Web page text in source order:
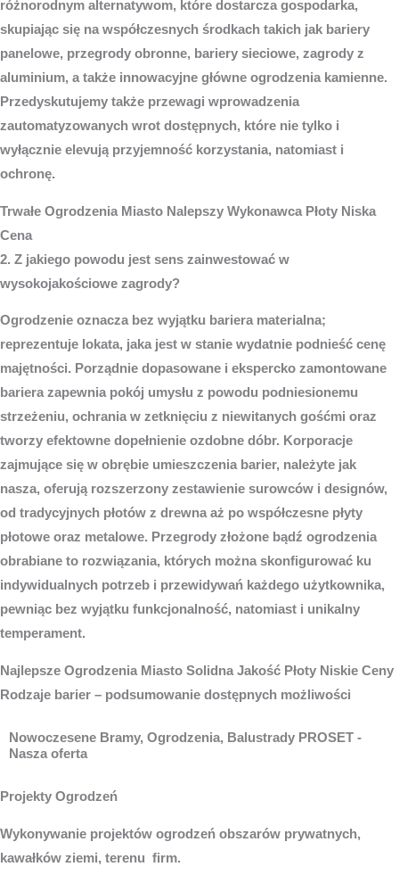
różnorodnym alternatywom, które dostarcza gospodarka,
skupiając się na współczesnych środkach takich jak bariery
panelowe, przegrody obronne, bariery sieciowe, zagrody z
aluminium, a także innowacyjne główne ogrodzenia kamienne.
Przedyskutujemy także przewagi wprowadzenia
zautomatyzowanych wrot dostępnych, które nie tylko i
wyłącznie elevują przyjemność korzystania, natomiast i
ochronę.
Trwałe Ogrodzenia Miasto Nalepszy Wykonawca Płoty Niska
Cena
2. Z jakiego powodu jest sens zainwestować w
wysokojakościowe zagrody?
Ogrodzenie oznacza bez wyjątku bariera materialna;
reprezentuje lokata, jaka jest w stanie wydatnie podnieść cenę
majętności. Porządnie dopasowane i ekspercko zamontowane
bariera zapewnia pokój umysłu z powodu podniesionemu
strzeżeniu, ochrania w zetknięciu z niewitanych gośćmi oraz
tworzy efektowne dopełnienie ozdobne dóbr. Korporacje
zajmujące się w obrębie umieszczenia barier, należyte jak
nasza, oferują rozszerzony zestawienie surowców i designów,
od tradycyjnych płotów z drewna aż po współczesne płyty
płotowe oraz metalowe. Przegrody złożone bądź ogrodzenia
obrabiane to rozwiązania, których można skonfigurować ku
indywidualnych potrzeb i przewidywań każdego użytkownika,
pewniąc bez wyjątku funkcjonalność, natomiast i unikalny
temperament.
Najlepsze Ogrodzenia Miasto Solidna Jakość Płoty Niskie Ceny
Rodzaje barier – podsumowanie dostępnych możliwości
Nowoczesene Bramy, Ogrodzenia, Balustrady PROSET -
Nasza oferta
Projekty Ogrodzeń
Wykonywanie projektów ogrodzeń obszarów prywatnych,
kawałków ziemi, terenu firm.